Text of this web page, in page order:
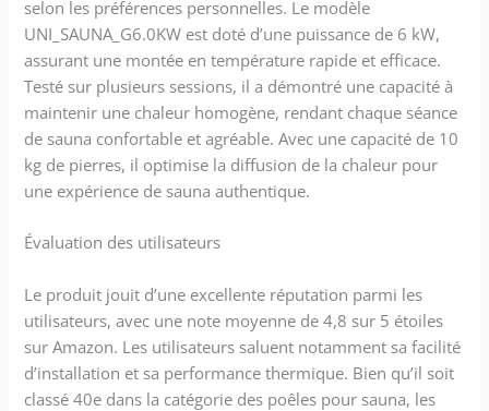
selon les préférences personnelles. Le modèle
UNI_SAUNA_G6.0KW est doté d’une puissance de 6 kW,
assurant une montée en température rapide et efficace.
Testé sur plusieurs sessions, il a démontré une capacité à
maintenir une chaleur homogène, rendant chaque séance
de sauna confortable et agréable. Avec une capacité de 10
kg de pierres, il optimise la diffusion de la chaleur pour
une expérience de sauna authentique.
Évaluation des utilisateurs
Le produit jouit d’une excellente réputation parmi les
utilisateurs, avec une note moyenne de 4,8 sur 5 étoiles
sur Amazon. Les utilisateurs saluent notamment sa facilité
d’installation et sa performance thermique. Bien qu’il soit
classé 40e dans la catégorie des poêles pour sauna, les